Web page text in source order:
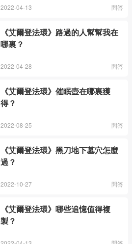
2022-04-13 問答
《艾爾登法環》路過的人幫幫我在
哪裏？
2022-04-28 問答
《艾爾登法環》催眠壺在哪裏獲
得？
2022-08-25 問答
《艾爾登法環》黑刀地下墓穴怎麼
過？
2022-10-27 問答
《艾爾登法環》哪些追憶值得複
製？